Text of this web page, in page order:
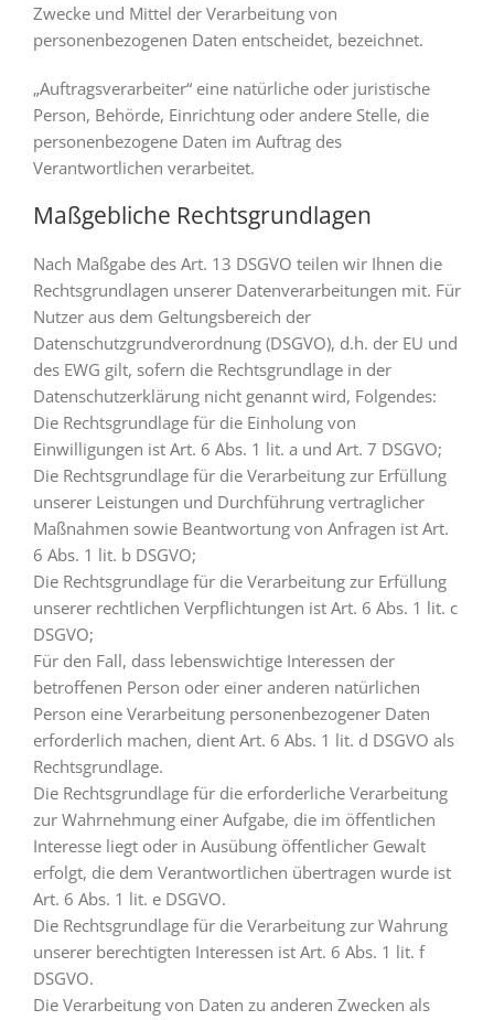
Zwecke und Mittel der Verarbeitung von
personenbezogenen Daten entscheidet, bezeichnet.
„Auftragsverarbeiter“ eine natürliche oder juristische
Person, Behörde, Einrichtung oder andere Stelle, die
personenbezogene Daten im Auftrag des
Verantwortlichen verarbeitet.
Maßgebliche Rechtsgrundlagen
Nach Maßgabe des Art. 13 DSGVO teilen wir Ihnen die
Rechtsgrundlagen unserer Datenverarbeitungen mit. Für
Nutzer aus dem Geltungsbereich der
Datenschutzgrundverordnung (DSGVO), d.h. der EU und
des EWG gilt, sofern die Rechtsgrundlage in der
Datenschutzerklärung nicht genannt wird, Folgendes:
Die Rechtsgrundlage für die Einholung von
Einwilligungen ist Art. 6 Abs. 1 lit. a und Art. 7 DSGVO;
Die Rechtsgrundlage für die Verarbeitung zur Erfüllung
unserer Leistungen und Durchführung vertraglicher
Maßnahmen sowie Beantwortung von Anfragen ist Art.
6 Abs. 1 lit. b DSGVO;
Die Rechtsgrundlage für die Verarbeitung zur Erfüllung
unserer rechtlichen Verpflichtungen ist Art. 6 Abs. 1 lit. c
DSGVO;
Für den Fall, dass lebenswichtige Interessen der
betroffenen Person oder einer anderen natürlichen
Person eine Verarbeitung personenbezogener Daten
erforderlich machen, dient Art. 6 Abs. 1 lit. d DSGVO als
Rechtsgrundlage.
Die Rechtsgrundlage für die erforderliche Verarbeitung
zur Wahrnehmung einer Aufgabe, die im öffentlichen
Interesse liegt oder in Ausübung öffentlicher Gewalt
erfolgt, die dem Verantwortlichen übertragen wurde ist
Art. 6 Abs. 1 lit. e DSGVO.
Die Rechtsgrundlage für die Verarbeitung zur Wahrung
unserer berechtigten Interessen ist Art. 6 Abs. 1 lit. f
DSGVO.
Die Verarbeitung von Daten zu anderen Zwecken als